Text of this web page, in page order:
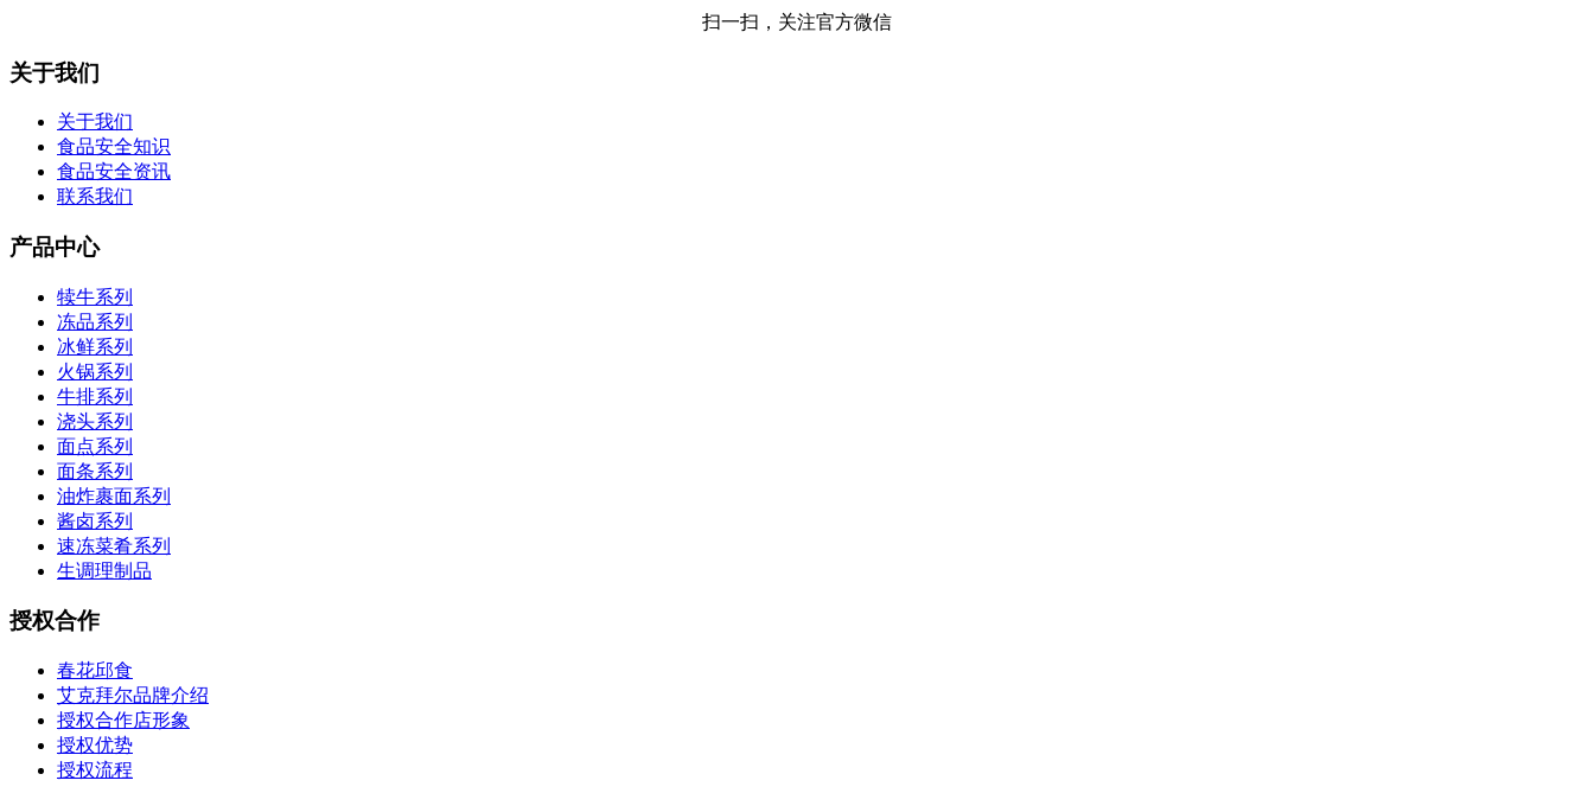
扫一扫，关注官方微信
关于我们
关于我们
食品安全知识
食品安全资讯
联系我们
产品中心
犊牛系列
冻品系列
冰鲜系列
火锅系列
牛排系列
浇头系列
面点系列
面条系列
油炸裹面系列
酱卤系列
速冻菜肴系列
生调理制品
授权合作
春花邱食
艾克拜尔品牌介绍
授权合作店形象
授权优势
授权流程